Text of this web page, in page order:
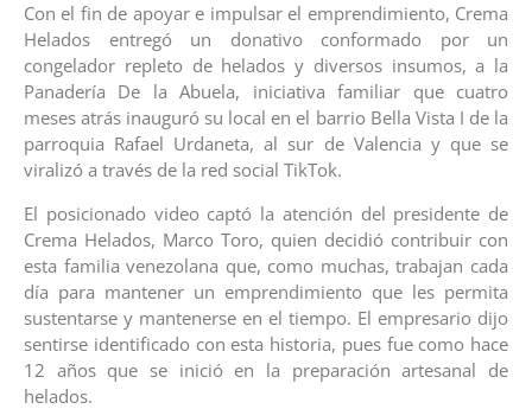
Con el fin de apoyar e impulsar el emprendimiento, Crema
Helados entregó un donativo conformado por un
congelador repleto de helados y diversos insumos, a la
Panadería De la Abuela, iniciativa familiar que cuatro
meses atrás inauguró su local en el barrio Bella Vista I de la
parroquia Rafael Urdaneta, al sur de Valencia y que se
viralizó a través de la red social TikTok.
El posicionado video captó la atención del presidente de
Crema Helados, Marco Toro, quien decidió contribuir con
esta familia venezolana que, como muchas, trabajan cada
día para mantener un emprendimiento que les permita
sustentarse y mantenerse en el tiempo. El empresario dijo
sentirse identificado con esta historia, pues fue como hace
12 años que se inició en la preparación artesanal de
helados.